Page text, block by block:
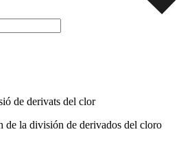
de derivats del clor